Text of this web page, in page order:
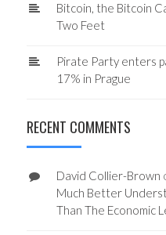
Bitcoin, the Bitcoin
Two Feet
Pirate Party enters
17% in Prague
RECENT COMMENTS
David Collier-Brown
Much Better
Than The Economic